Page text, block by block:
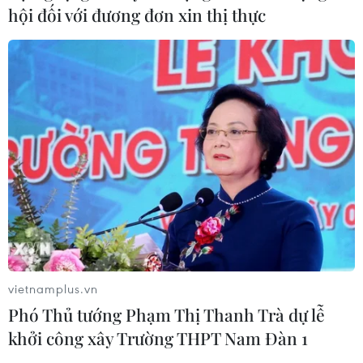
do áp lực chốt lời
07/08/2026 00:31
Mexico triển khai hàng nghìn binh sỹ
bảo vệ các vùng trồng bơ trọng điểm
07/08/2026 00:09
Mỹ kiểm tra gần 500 chiếc Boeing 737
MAX do nguy cơ nứt thân máy bay
06/08/2026 23:31
Ngoại giao kinh tế: Kiến tạo hệ sinh
hội đối với đương đơn xin thị thực
vietnamplus.vn
Phó Thủ tướng Phạm Thị Thanh Trà dự lễ
khởi công xây Trường THPT Nam Đàn 1